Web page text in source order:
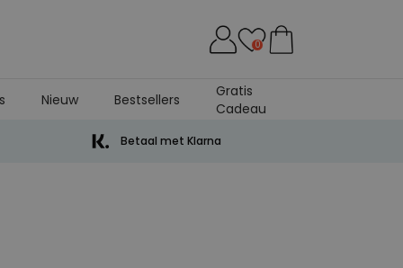
0
Nieuw Bestsellers
Gratis
Cadeau
Betaal met Klarna